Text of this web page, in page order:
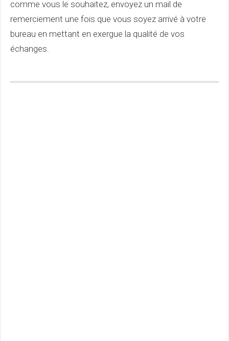
comme vous le souhaitez, envoyez un mail de
remerciement une fois que vous soyez arrivé à votre
bureau en mettant en exergue la qualité de vos
échanges.